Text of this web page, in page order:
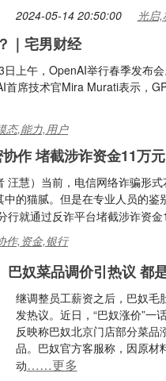
2024-05-14 20:50:00 光启
｜宅男财经
日上午，OpenAI举行春季发布
席技术官Mira Murati表示，
态,能力,用户
作 堵截涉诈资金11万元
汪慧）当前，电信网络诈骗形
的猫腻。但是在专业人员的
行就通过反诈平台堵截涉诈资
作,资金,银行
巴奴菜品调价引热议 都
继调整员工薪资之后，巴奴毛
发热议。近日，“巴奴涨价”一
反映称巴奴北京门店部分菜
品。巴奴官方客服称，因原材
动……更多